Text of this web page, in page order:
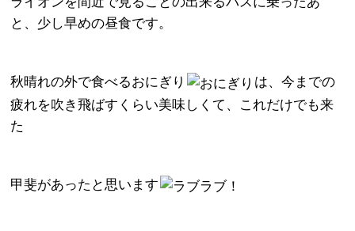
と、少し早めの昼食です。
秋晴れの外で食べるおにぎり
は、今までの
疲れを吹き飛ばすくらい美味しくて、これだけでも来
た
甲斐があったと思います